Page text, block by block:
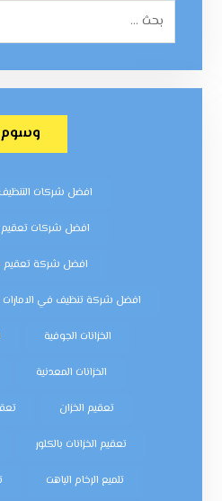
وسوم
افضل شركات
افضل شركات تعقيم
افضل شركة تعقيم
افضل شركة تنظيف في الامارات
الخزانات الجوفية
الخزانات المعدنية
تعقيم الخزان
تعقيم الخزانات بالكلور
تلميع الرخام الباهت